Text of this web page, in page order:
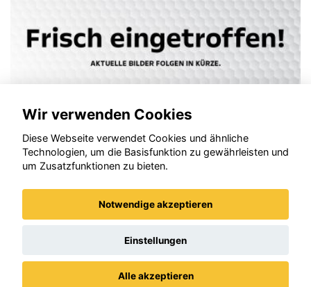
Wir verwenden Cookies
Diese Webseite verwendet Cookies und ähnliche
Technologien, um die Basisfunktion zu gewährleisten und
um Zusatzfunktionen zu bieten.
Notwendige akzeptieren
Einstellungen
Alle akzeptieren